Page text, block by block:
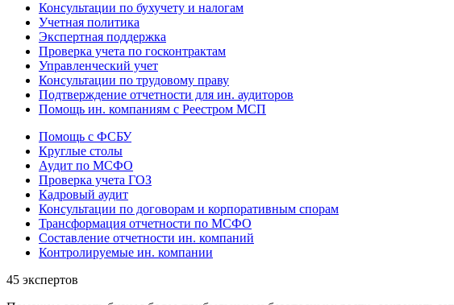
Консультации по бухучету и налогам
Учетная политика
Экспертная поддержка
Проверка учета по госконтрактам
Управленческий учет
Консультации по трудовому праву
Подтверждение отчетности для ин. аудиторов
Помощь ин. компаниям с Реестром МСП
Помощь с ФСБУ
Круглые столы
Аудит по МСФО
Проверка учета ГОЗ
Кадровый аудит
Консультации по договорам и корпоративным спорам
Трансформация отчетности по МСФО
Составление отчетности ин. компаний
Контролируемые ин. компании
45 экспертов